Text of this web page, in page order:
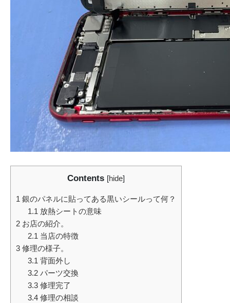
Contents [hide]
1 銀のパネルに貼ってある黒いシールって何？
1.1放熱シートの意味
2 お店の紹介。
2.1当店の特徴
3 修理の様子。
3.1背面外し
3.2パーツ交換
3.3修理完了
3.4修理の相談